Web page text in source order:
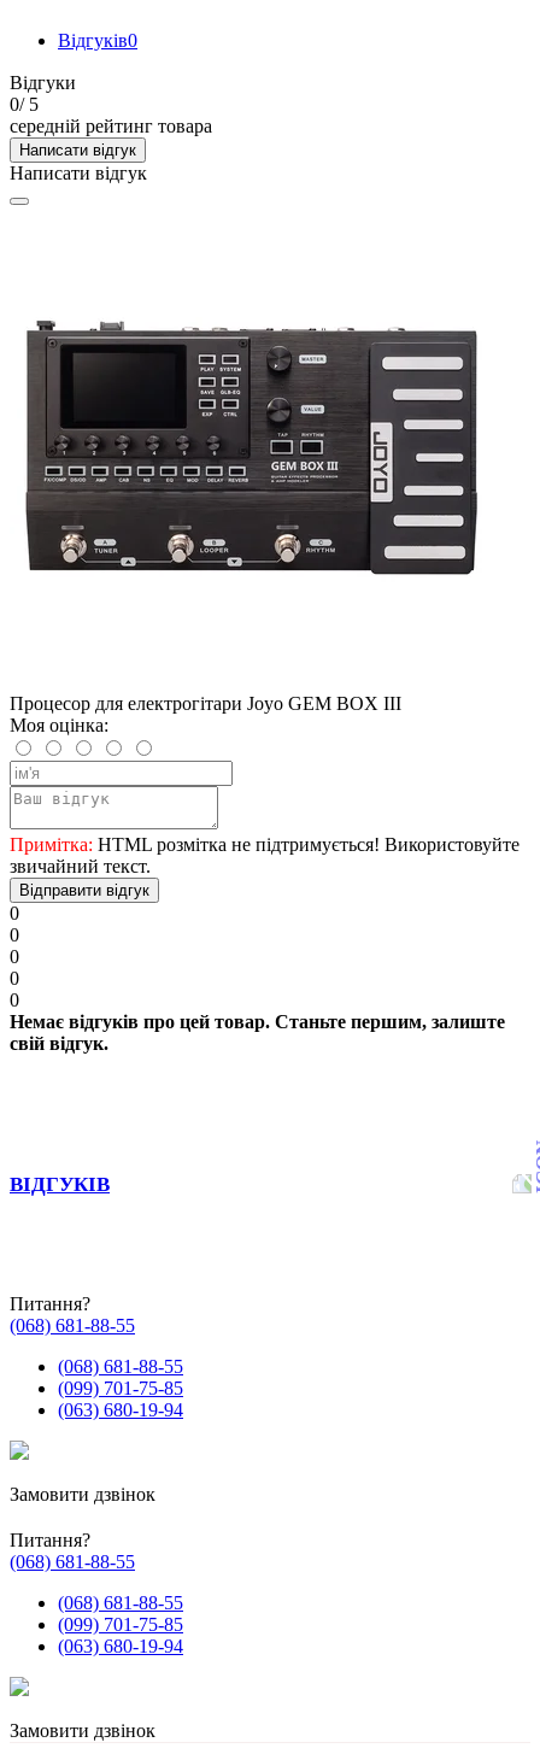
Відгуків0
Відгуки
0/ 5
середній рейтинг товара
Написати відгук
Написати відгук
Процесор для електрогітари Joyo GEM BOX III
Моя оцінка:
Примітка: HTML розмітка не підтримується! Використовуйте
звичайний текст.
Відправити відгук
0
0
0
0
0
Немає відгуків про цей товар. Станьте першим, залиште
свій відгук.
ВІДГУКІВ
Питання?
(068) 681-88-55
(068) 681-88-55
(099) 701-75-85
(063) 680-19-94
Замовити дзвінок
Питання?
(068) 681-88-55
(068) 681-88-55
(099) 701-75-85
(063) 680-19-94
Замовити дзвінок